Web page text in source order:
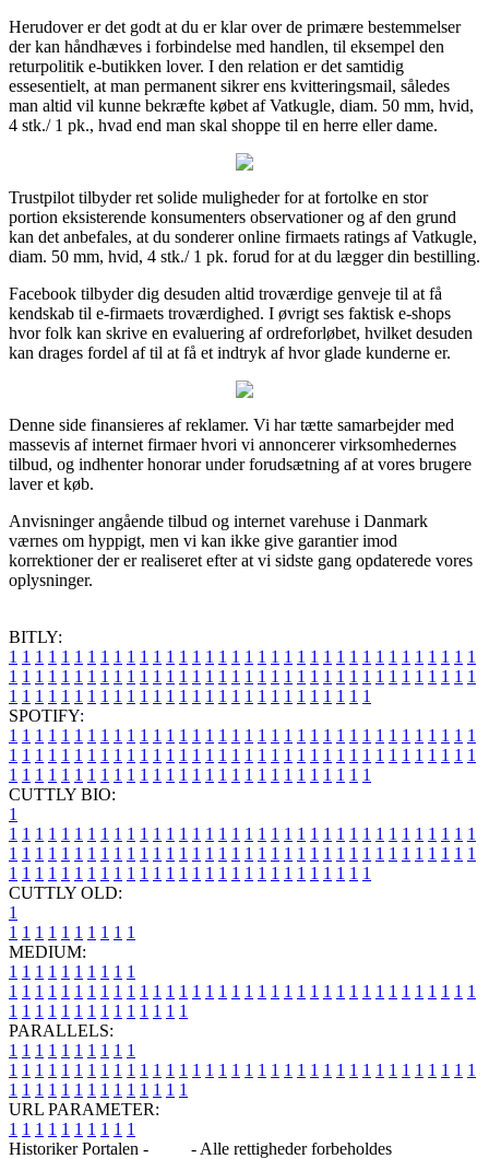
Herudover er det godt at du er klar over de primære bestemmelser
der kan håndhæves i forbindelse med handlen, til eksempel den
returpolitik e-butikken lover. I den relation er det samtidig
essesentielt, at man permanent sikrer ens kvitteringsmail, således
man altid vil kunne bekræfte købet af Vatkugle, diam. 50 mm, hvid,
4 stk./ 1 pk., hvad end man skal shoppe til en herre eller dame.
Trustpilot tilbyder ret solide muligheder for at fortolke en stor
portion eksisterende konsumenters observationer og af den grund
kan det anbefales, at du sonderer online firmaets ratings af Vatkugle,
diam. 50 mm, hvid, 4 stk./ 1 pk. forud for at du lægger din bestilling.
Facebook tilbyder dig desuden altid troværdige genveje til at få
kendskab til e-firmaets troværdighed. I øvrigt ses faktisk e-shops
hvor folk kan skrive en evaluering af ordreforløbet, hvilket desuden
kan drages fordel af til at få et indtryk af hvor glade kunderne er.
Denne side finansieres af reklamer. Vi har tætte samarbejder med
massevis af internet firmaer hvori vi annoncerer virksomhedernes
tilbud, og indhenter honorar under forudsætning af at vores brugere
laver et køb.
Anvisninger angående tilbud og internet varehuse i Danmark
værnes om hyppigt, men vi kan ikke give garantier imod
korrektioner der er realiseret efter at vi sidste gang opdaterede vores
oplysninger.
BITLY:
1 1 1 1 1 1 1 1 1 1 1 1 1 1 1 1 1 1 1 1 1 1 1 1 1 1 1 1 1 1 1 1 1 1 1 1
1 1 1 1 1 1 1 1 1 1 1 1 1 1 1 1 1 1 1 1 1 1 1 1 1 1 1 1 1 1 1 1 1 1 1 1
1 1 1 1 1 1 1 1 1 1 1 1 1 1 1 1 1 1 1 1 1 1 1 1 1 1 1 1
SPOTIFY:
1 1 1 1 1 1 1 1 1 1 1 1 1 1 1 1 1 1 1 1 1 1 1 1 1 1 1 1 1 1 1 1 1 1 1 1
1 1 1 1 1 1 1 1 1 1 1 1 1 1 1 1 1 1 1 1 1 1 1 1 1 1 1 1 1 1 1 1 1 1 1 1
1 1 1 1 1 1 1 1 1 1 1 1 1 1 1 1 1 1 1 1 1 1 1 1 1 1 1 1
CUTTLY BIO:
1
1 1 1 1 1 1 1 1 1 1 1 1 1 1 1 1 1 1 1 1 1 1 1 1 1 1 1 1 1 1 1 1 1 1 1 1
1 1 1 1 1 1 1 1 1 1 1 1 1 1 1 1 1 1 1 1 1 1 1 1 1 1 1 1 1 1 1 1 1 1 1 1
1 1 1 1 1 1 1 1 1 1 1 1 1 1 1 1 1 1 1 1 1 1 1 1 1 1 1 1
CUTTLY OLD:
1
1 1 1 1 1 1 1 1 1 1
MEDIUM:
1 1 1 1 1 1 1 1 1 1
1 1 1 1 1 1 1 1 1 1 1 1 1 1 1 1 1 1 1 1 1 1 1 1 1 1 1 1 1 1 1 1 1 1 1 1
1 1 1 1 1 1 1 1 1 1 1 1 1 1
PARALLELS:
1 1 1 1 1 1 1 1 1 1
1 1 1 1 1 1 1 1 1 1 1 1 1 1 1 1 1 1 1 1 1 1 1 1 1 1 1 1 1 1 1 1 1 1 1 1
1 1 1 1 1 1 1 1 1 1 1 1 1 1
URL PARAMETER:
1 1 1 1 1 1 1 1 1 1
Historiker Portalen -
- Alle rettigheder forbeholdes